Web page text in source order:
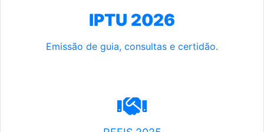
IPTU 2026
Emissão de guia, consultas e certidão.